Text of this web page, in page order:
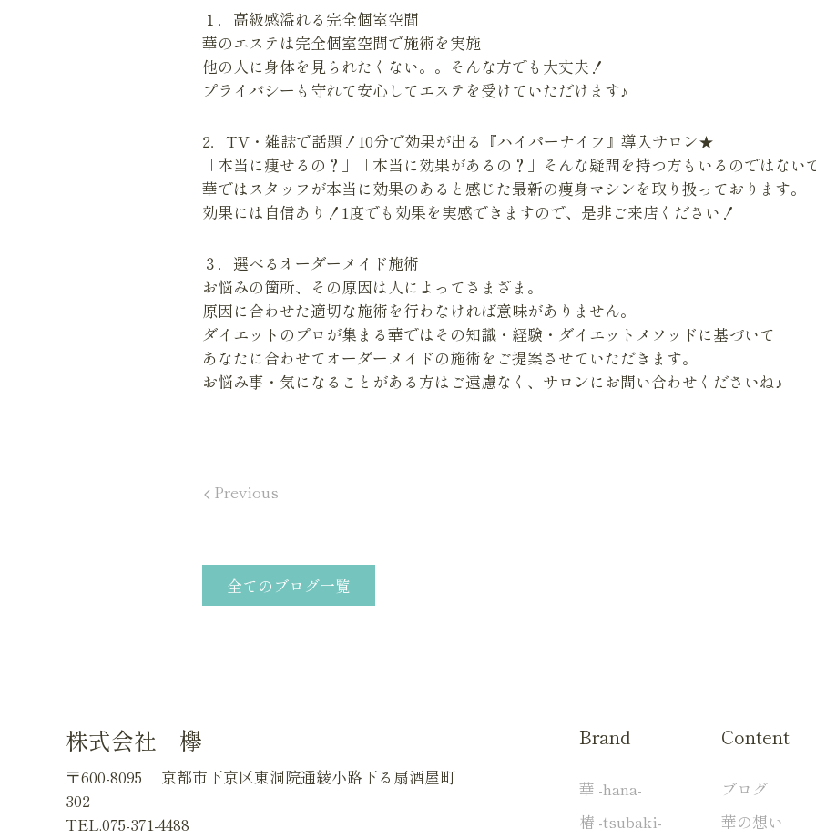
１．高級感溢れる完全個室空間
華のエステは完全個室空間で施術を実施
他の人に身体を見られたくない。。そんな方でも大丈夫！
プライバシーも守れて安心してエステを受けていただけます♪
2．TV・雑誌で話題！10分で効果が出る『ハイパーナイフ』導入サロン★
「本当に痩せるの？」「本当に効果があるの？」そんな疑問を持つ方もいるのではない
華ではスタッフが本当に効果のあると感じた最新の痩身マシンを取り扱っております。
効果には自信あり！1度でも効果を実感できますので、是非ご来店ください！
３．選べるオーダーメイド施術
お悩みの箇所、その原因は人によってさまざま。
原因に合わせた適切な施術を行わなければ意味がありません。
ダイエットのプロが集まる華ではその知識・経験・ダイエットメソッドに基づいて
あなたに合わせてオーダーメイドの施術をご提案させていただきます。
お悩み事・気になることがある方はご遠慮なく、サロンにお問い合わせくださいね♪
Previous
全てのブログ一覧
株式会社 欅
〒600-8095
京都市下京区東洞院通綾小路下る扇酒屋町
302
TEL.075-371-4488
Brand
華 -hana-
椿 -tsubaki-
Content
ブログ
華の想い